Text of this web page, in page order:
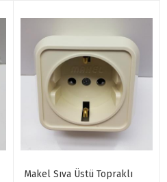
Makel Sıva Üstü Topraklı